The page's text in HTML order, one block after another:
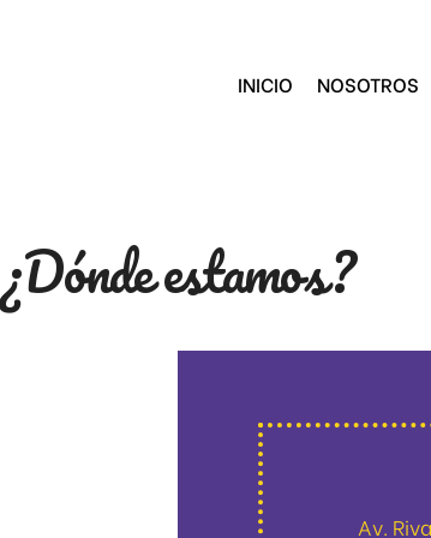
INICIO NOSOTROS
¿Dónde estamos?
Av.